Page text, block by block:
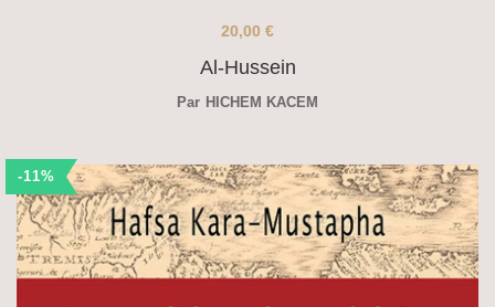
Al-Hussein
20,00 €
Par HICHEM KACEM
-11%